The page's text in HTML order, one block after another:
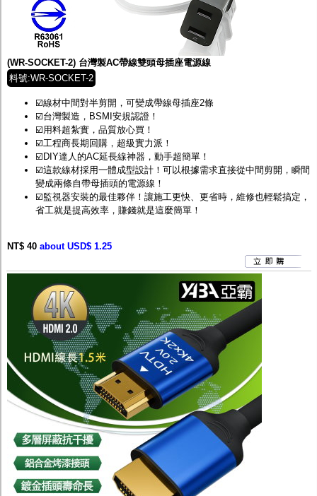
(WR-SOCKET-2) 台灣製AC帶線雙頭母插座電源線
料號:WR-SOCKET-2
☑️線材中間對半剪開，可變成帶線母插座2條
☑️台灣製造，BSMI安規認證！
☑️用料超紮實，品質放心買！
☑️工程商長期回購，超級實力派！
☑️DIY達人的AC延長線神器，動手超簡單！
☑️這款線材採用一體成型設計！可以根據需求直接從中間剪開，瞬間
變成兩條自帶母插頭的電源線！
☑️監視器安裝的最佳夥伴！讓施工更快、更省時，維修也輕鬆搞定，
省工就是提高效率，賺錢就是這麼簡單！
NT$ 40 about USD$ 1.25